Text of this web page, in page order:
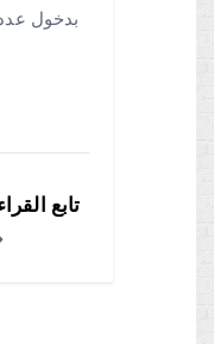
بدخول
تابع